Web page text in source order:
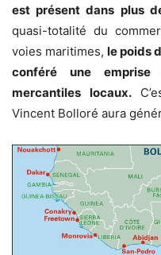
est présent dans plus
quasi-totalité du
voies maritimes, le poids
conféré une
mercantiles locaux.
Vincent Bolloré aura